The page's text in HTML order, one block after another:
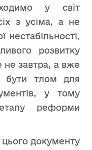
у світ
з усіма, а не
нестабільності,
розвитку
не завтра, а вже
бути тлом для
у тому
реформи
цього документу